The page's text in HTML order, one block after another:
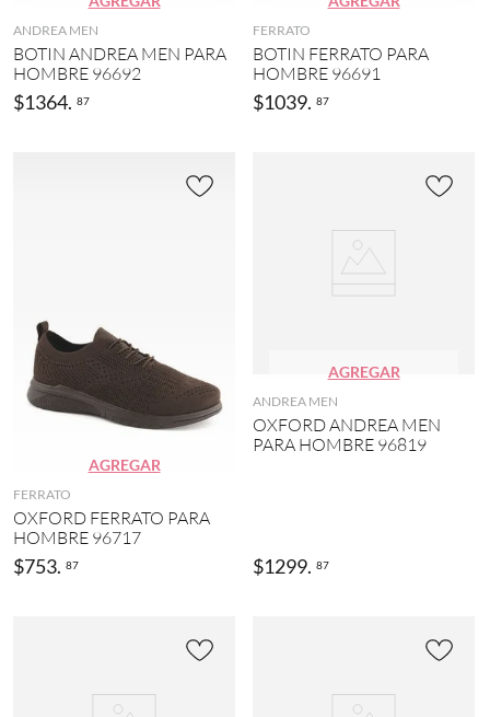
ANDREA MEN
BOTIN ANDREA MEN PARA
HOMBRE 96692
$1364. 87
FERRATO
BOTIN FERRATO PARA
HOMBRE 96691
$1039. 87
AGREGAR
FERRATO
OXFORD FERRATO PARA
HOMBRE 96717
$753. 87
AGREGAR
ANDREA MEN
OXFORD ANDREA MEN
PARA HOMBRE 96819
$1299. 87